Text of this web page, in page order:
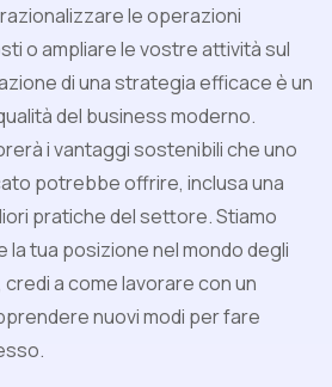
le operazioni
o ampliare le vostre attività sul
di una strategia efficace è un
del business moderno.
i vantaggi sostenibili che uno
potrebbe offrire, inclusa una
pratiche del settore. Stiamo
la tua posizione nel mondo degli
a come lavorare con un
nuovi modi per fare